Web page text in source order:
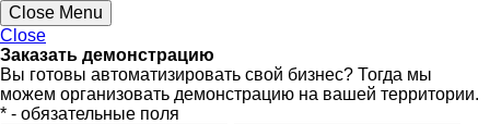
Close Menu
Close
Заказать демонстрацию
Вы готовы автоматизировать свой бизнес? Тогда мы
можем организовать демонстрацию на вашей территории.
* - обязательные поля